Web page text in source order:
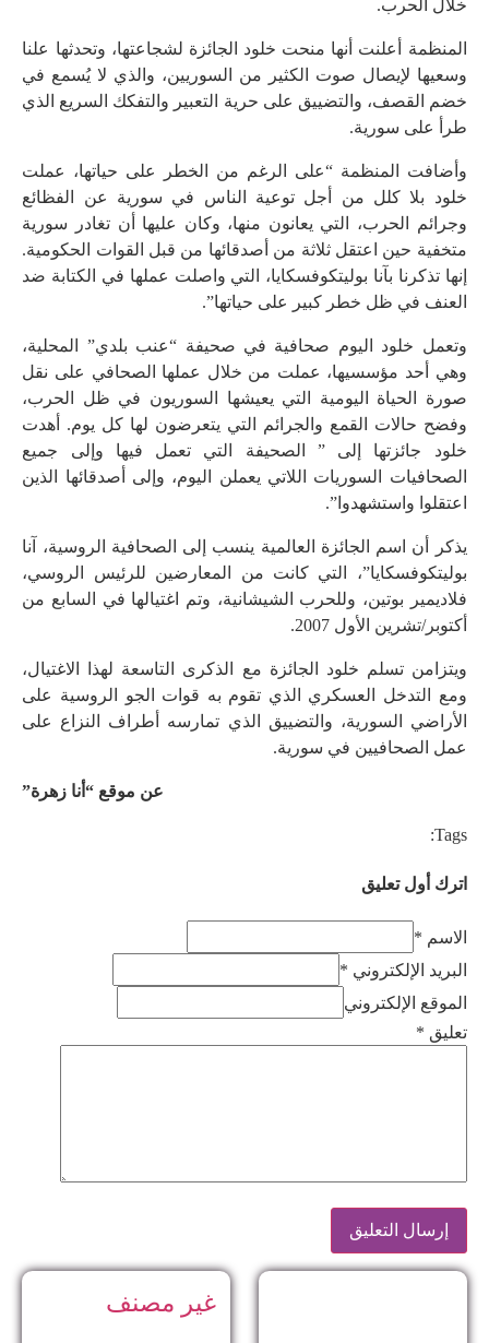
خلال الحرب.
المنظمة أعلنت أنها منحت خلود الجائزة لشجاعتها، وتحدثها علنا
وسعيها لإيصال صوت الكثير من السوريين، والذي لا يُسمع في
خضم القصف، والتضييق على حرية التعبير والتفكك السريع الذي
طرأ على سورية.
وأضافت المنظمة “على الرغم من الخطر على حياتها، عملت
خلود بلا كلل من أجل توعية الناس في سورية عن الفظائع
وجرائم الحرب، التي يعانون منها، وكان عليها أن تغادر سورية
متخفية حين اعتقل ثلاثة من أصدقائها من قبل القوات الحكومية.
إنها تذكرنا بآنا بوليتكوفسكايا، التي واصلت عملها في الكتابة ضد
العنف في ظل خطر كبير على حياتها”.
وتعمل خلود اليوم صحافية في صحيفة “عنب بلدي” المحلية،
وهي أحد مؤسسيها، عملت من خلال عملها الصحافي على نقل
صورة الحياة اليومية التي يعيشها السوريون في ظل الحرب،
وفضح حالات القمع والجرائم التي يتعرضون لها كل يوم. أهدت
خلود جائزتها إلى ” الصحيفة التي تعمل فيها وإلى جميع
الصحافيات السوريات اللاتي يعملن اليوم، وإلى أصدقائها الذين
اعتقلوا واستشهدوا”.
يذكر أن اسم الجائزة العالمية ينسب إلى الصحافية الروسية، آنا
بوليتكوفسكايا”، التي كانت من المعارضين للرئيس الروسي،
فلاديمير بوتين، وللحرب الشيشانية، وتم اغتيالها في السابع من
أكتوبر/تشرين الأول 2007.
ويتزامن تسلم خلود الجائزة مع الذكرى التاسعة لهذا الاغتيال،
ومع التدخل العسكري الذي تقوم به قوات الجو الروسية على
الأراضي السورية، والتضييق الذي تمارسه أطراف النزاع على
عمل الصحافيين في سورية.
عن موقع “أنا زهرة”
Tags:
اترك أول تعليق
الاسم *
البريد الإلكتروني *
الموقع الإلكتروني
تعليق *
غير مصنف